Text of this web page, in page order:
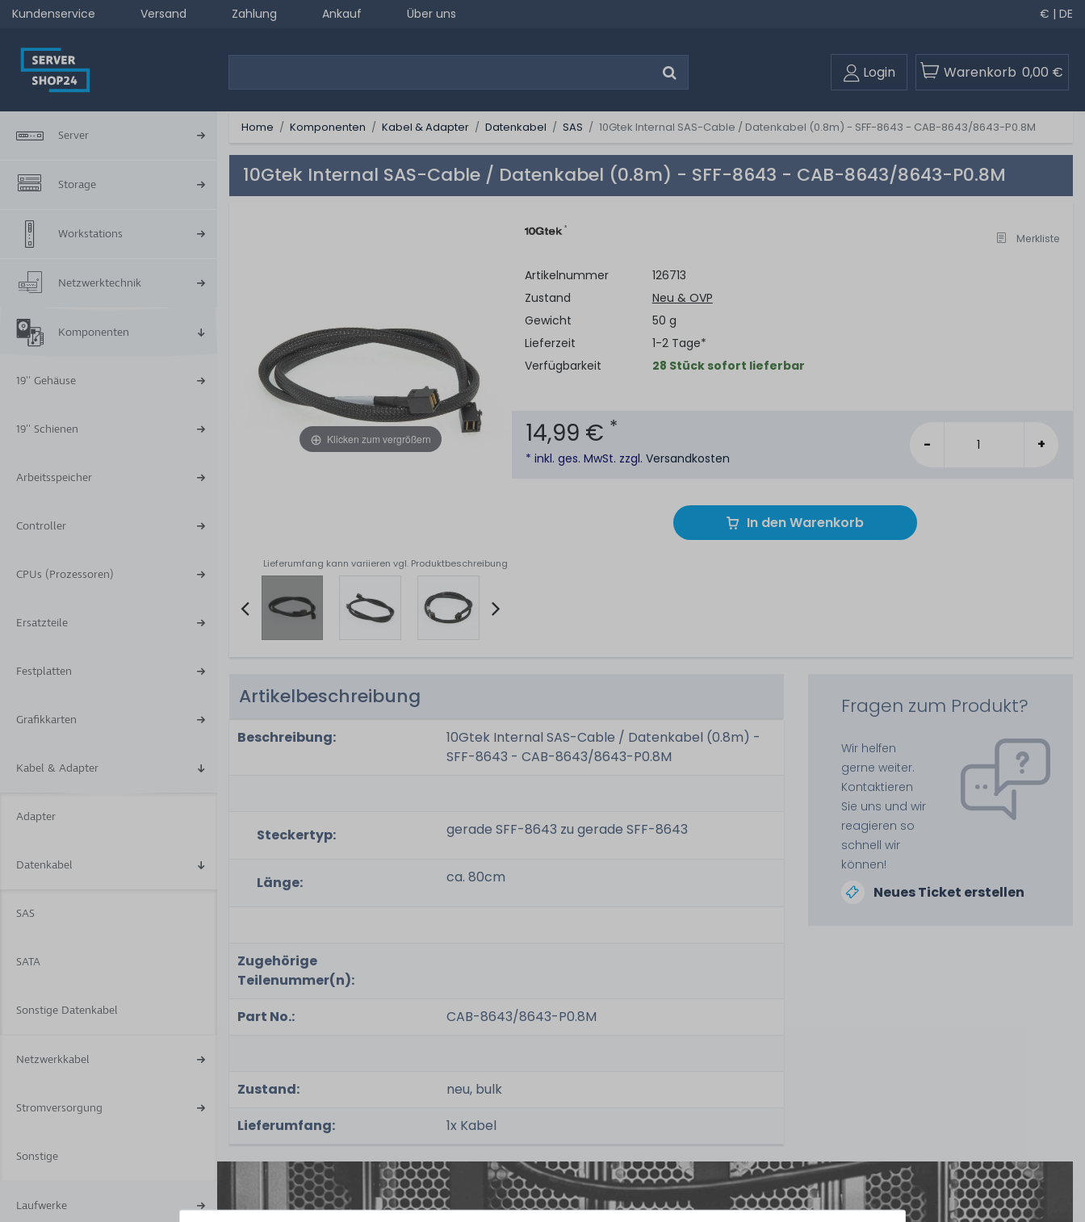
Kundenservice Versand Zahlung Ankauf Über uns € | DE
Login Warenkorb 0,00 €
Server
Storage
Workstations
Netzwerktechnik
Komponenten
19'' Gehäuse
19'' Schienen
Arbeitsspeicher
Controller
CPUs (Prozessoren)
Ersatzteile
Festplatten
Grafikkarten
Kabel & Adapter
Adapter
Datenkabel
SAS
SATA
Sonstige Datenkabel
Netzwerkkabel
Stromversorgung
Sonstige
Laufwerke
Home Komponenten Kabel & Adapter Datenkabel SAS 10Gtek Internal SAS-Cable / Datenkabel (0.8m) - SFF-8643 - CAB-8643/8643-P0.8M
10Gtek Internal SAS-Cable / Datenkabel (0.8m) - SFF-8643 - CAB-8643/8643-P0.8M
Klicken zum vergrößern
Lieferumfang kann variieren vgl. Produktbeschreibung
4
Merkliste
Artikelnummer
126713
Zustand
Neu & OVP
Gewicht
50 g
Lieferzeit
1-2 Tage*
Verfügbarkeit
28 Stück sofort lieferbar
14,99 € *
* inkl. ges. MwSt. zzgl.Versandkosten
- +
In den Warenkorb
Artikelbeschreibung
Beschreibung:
10Gtek Internal SAS-Cable / Datenkabel (0.8m) -
SFF-8643 - CAB-8643/8643-P0.8M
Steckertyp: gerade SFF-8643 zu gerade SFF-8643
Länge: ca. 80cm
Zugehörige
Teilenummer(n):
Part No.:
CAB-8643/8643-P0.8M
Zustand:
neu, bulk
Lieferumfang:
1x Kabel
Fragen zum Produkt?
Wir helfen
gerne weiter.
Kontaktieren
Sie uns und wir
reagieren so
schnell wir
können!
Neues Ticket erstellen